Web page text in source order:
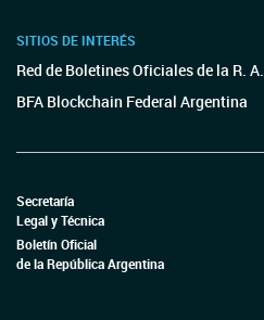
SITIOS DE INTERÉS
Red de Boletines Oficiales de la R. A.
BFA Blockchain Federal Argentina
Secretaría
Legal y Técnica
Boletín Oficial
de la República Argentina